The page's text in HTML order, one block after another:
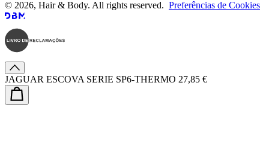
© 2026, Hair & Body. All rights reserved. Preferências de Cookies
JAGUAR ESCOVA SERIE SP6-THERMO 27,85 €